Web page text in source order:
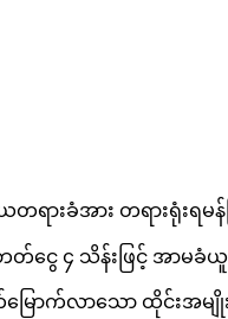
ခံအား တရားရုံးရမန်ဖ
၄ သိန်းဖြင့် အာမခံ
လာသော ထိုင်းအမျို